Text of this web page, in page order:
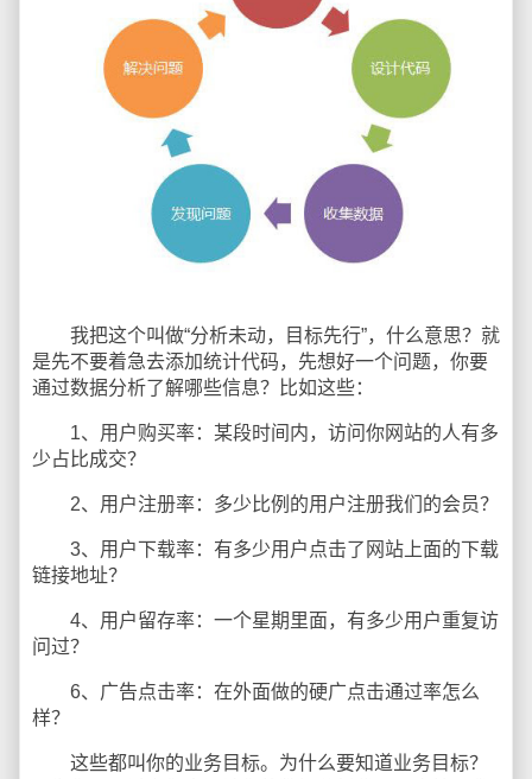
我把这个叫做“分析未动，目标先行”，什么意思？就
是先不要着急去添加统计代码，先想好一个问题，你要
通过数据分析了解哪些信息？比如这些：
1、用户购买率：某段时间内，访问你网站的人有多
少占比成交？
2、用户注册率：多少比例的用户注册我们的会员？
3、用户下载率：有多少用户点击了网站上面的下载
链接地址？
4、用户留存率：一个星期里面，有多少用户重复访
问过？
6、广告点击率：在外面做的硬广点击通过率怎么
样？
这些都叫你的业务目标。为什么要知道业务目标？